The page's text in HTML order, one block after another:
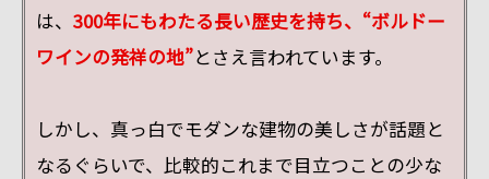
は、 300年にもわたる長い歴史を持ち、“ボルドー
ワインの発祥の地”とさえ言われています。
しかし、真っ白でモダンな建物の美しさが話題と
なるぐらいで、比較的これまで目立つことの少な